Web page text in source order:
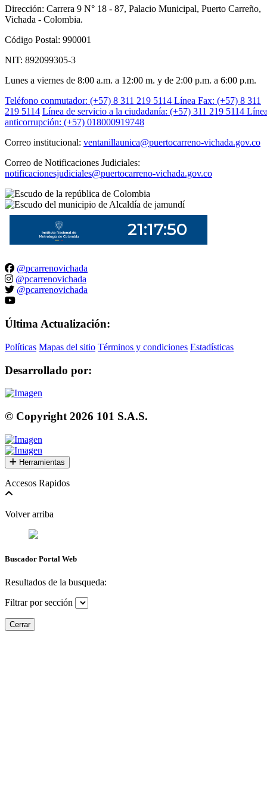
Dirección: Carrera 9 N° 18 - 87, Palacio Municipal, Puerto Carreño,
Vichada - Colombia.
Código Postal: 990001
NIT: 892099305-3
Lunes a viernes de 8:00 a.m. a 12:00 m. y de 2:00 p.m. a 6:00 p.m.
Teléfono conmutador: (+57) 8 311 219 5114 Línea Fax: (+57) 8 311
219 5114 Línea de servicio a la ciudadanía: (+57) 311 219 5114
anticorrupción: (+57) 018000919748
Correo institucional: ventanillaunica@puertocarreno-vichada.gov.co
Correo de Notificaciones Judiciales:
notificacionesjudiciales@puertocarreno-vichada.gov.co
@pcarrenovichada
@pcarrenovichada
@pcarrenovichada
Última Actualización:
Políticas Mapas del sitio Términos y condiciones Estadísticas
Desarrollado por:
© Copyright 2026 101 S.A.S.
Herramientas
Accesos Rapidos
Volver arriba
Buscador Portal Web
Resultados de la busqueda:
Filtrar por sección
Cerrar